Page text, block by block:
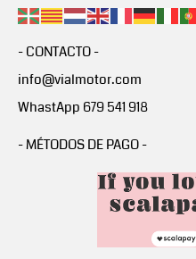
- CONTACTO -
info@vialmotor.com
WhastApp 679 541 918
- MÉTODOS DE PAGO -